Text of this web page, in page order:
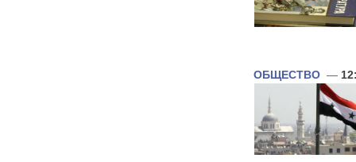
ОБЩЕСТВО —